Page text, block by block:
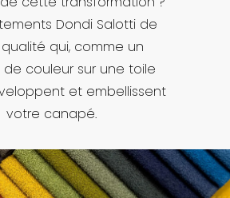
Dondi Salotti de
qui, comme un
couleur sur une toile
et embellissent
votre canapé.